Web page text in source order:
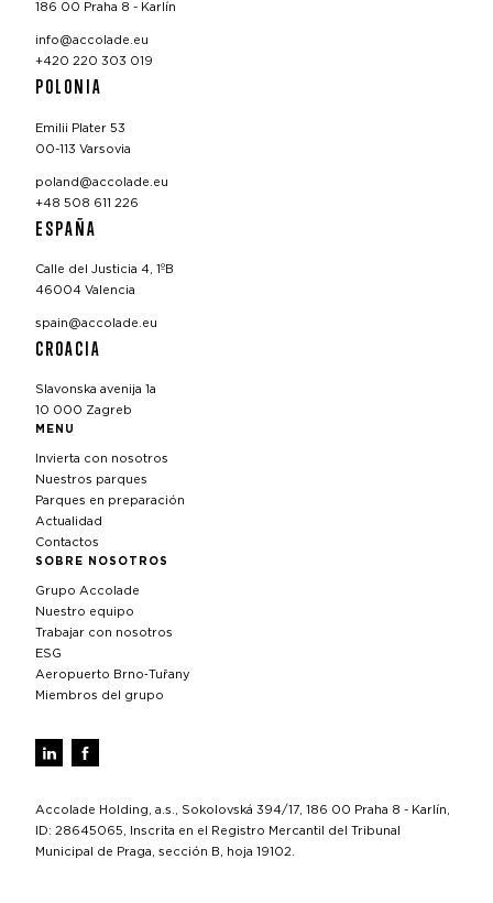
186 00 Praha 8 - Karlín
info@accolade.eu
+420 220 303 019
POLONIA
Emilii Plater 53
00-113 Varsovia
poland@accolade.eu
+48 508 611 226
ESPAÑA
Calle del Justicia 4, 1ºB
46004 Valencia
spain@accolade.eu
CROACIA
Slavonska avenija 1a
10 000 Zagreb
MENU
Invierta con nosotros
Nuestros parques
Parques en preparación
Actualidad
Contactos
SOBRE NOSOTROS
Grupo Accolade
Nuestro equipo
Trabajar con nosotros
ESG
Aeropuerto Brno‑Tuřany
Miembros del grupo
Accolade Holding, a.s., Sokolovská 394/17, 186 00 Praha 8 - Karlín,
ID: 28645065, Inscrita en el Registro Mercantil del Tribunal
Municipal de Praga, sección B, hoja 19102.